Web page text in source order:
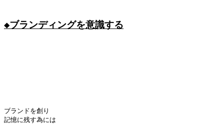
◆ブランディングを意識する
ブランドを創り
記憶に残す為には